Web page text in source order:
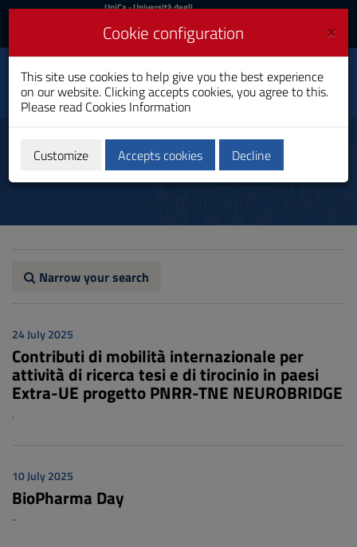
Skip
Content
to
Go
UniCa
Login
UniCa- Università degli
Login UniCA News
Toggle
navigation
Advanced
Biotechnology
Master's Degree
Notices
Narrow your search
24 July 2025
Contributi di mobilità internazionale per
attività di ricerca tesi e di tirocinio in paesi
Extra-UE progetto PNRR-TNE NEUROBRIDGE
.
10 July 2025
BioPharma Day
-
×
Cookie configuration
This site use cookies to help give you the best experience
on our website. Clicking accepts cookies, you agree to this.
Please read Cookies Information
Customize Accepts cookies Decline